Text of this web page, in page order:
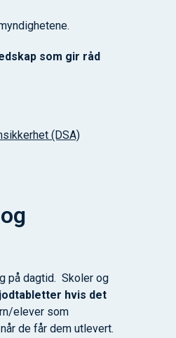
som gir råd
(DSA)
på dagtid. Skoler og
hvis det
elever som
de får dem utlevert.